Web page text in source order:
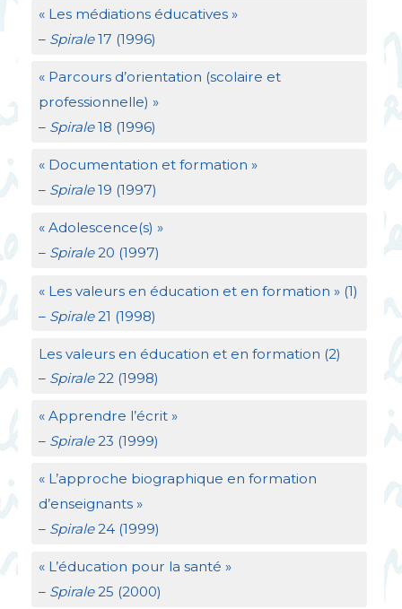
« Les médiations éducatives »
– Spirale17 (1996)
« Parcours d’orientation (scolaire et
professionnelle) »
– Spirale18 (1996)
« Documentation et formation »
– Spirale19 (1997)
« Adolescence(s) »
– Spirale20 (1997)
« Les valeurs en éducation et en formation » (1)
– Spirale21 (1998)
Les valeurs en éducation et en formation (2)
–Spirale22 (1998)
« Apprendre l’écrit »
– Spirale23 (1999)
« L’approche biographique en formation
d’enseignants »
– Spirale24 (1999)
« L’éducation pour la santé »
– Spirale25 (2000)